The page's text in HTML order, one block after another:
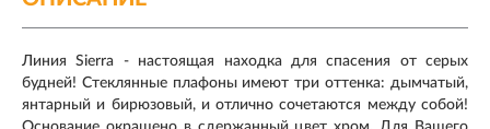
Линия Sierra - настоящая находка для спасения от серых
будней! Стеклянные плафоны имеют три оттенка: дымчатый,
янтарный и бирюзовый, и отлично сочетаются между собой!